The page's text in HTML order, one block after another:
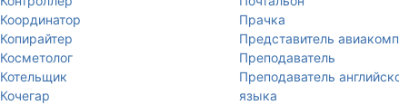
Координатор
Копирайтер
Косметолог
Котельщик
Кочегар
Прачка
Представитель
Преподаватель
Преподаватель
языка